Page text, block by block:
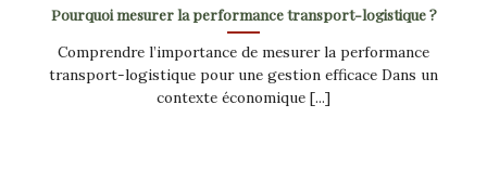
Pourquoi mesurer la performance transport-logistique ?
Comprendre l’importance de mesurer la performance
transport-logistique pour une gestion efficace Dans un
contexte économique [...]